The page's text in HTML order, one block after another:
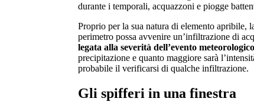
durante i temporali, acquazzoni e piogge
Proprio per la sua natura di elemento apribile,
perimetro possa avvenire un’infiltrazione di
legata alla severità dell’evento meteorologico
precipitazione e quanto maggiore sarà
probabile il verificarsi di qualche infiltrazione.
Gli spifferi in una finestra